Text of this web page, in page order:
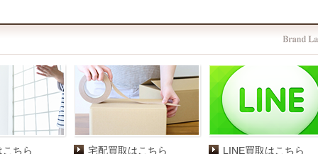
ちら 宅配買取はこちら LINE買取はこちら